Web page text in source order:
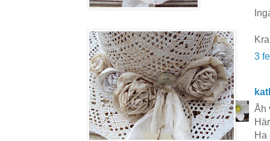
3
Åh
Ha